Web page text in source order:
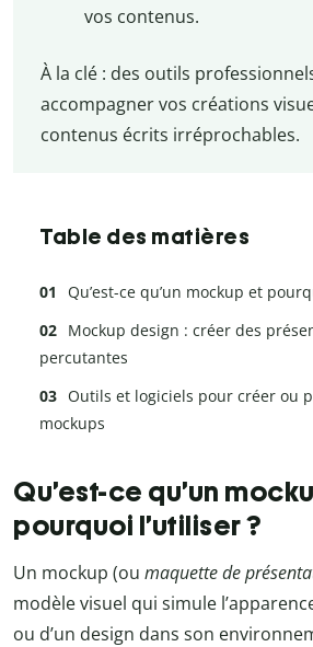
vos contenus.
À la clé : des outils
accompagner vos créations
contenus écrits irréprochables.
Table des matières
Qu’est-ce qu’un mockup et
Mockup design : créer des
percutantes
Outils et logiciels pour créer ou
mockups
Qu’est-ce qu’un
pourquoi l’utiliser ?
Un mockup (ou maquette de
modèle visuel qui simule
ou d’un design dans son